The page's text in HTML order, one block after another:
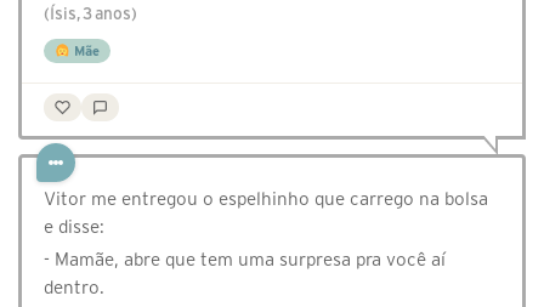
(Ísis, 3 anos)
Mãe
Vitor me entregou o espelhinho que carrego na bolsa
e disse:
- Mamãe, abre que tem uma surpresa pra você aí
dentro.